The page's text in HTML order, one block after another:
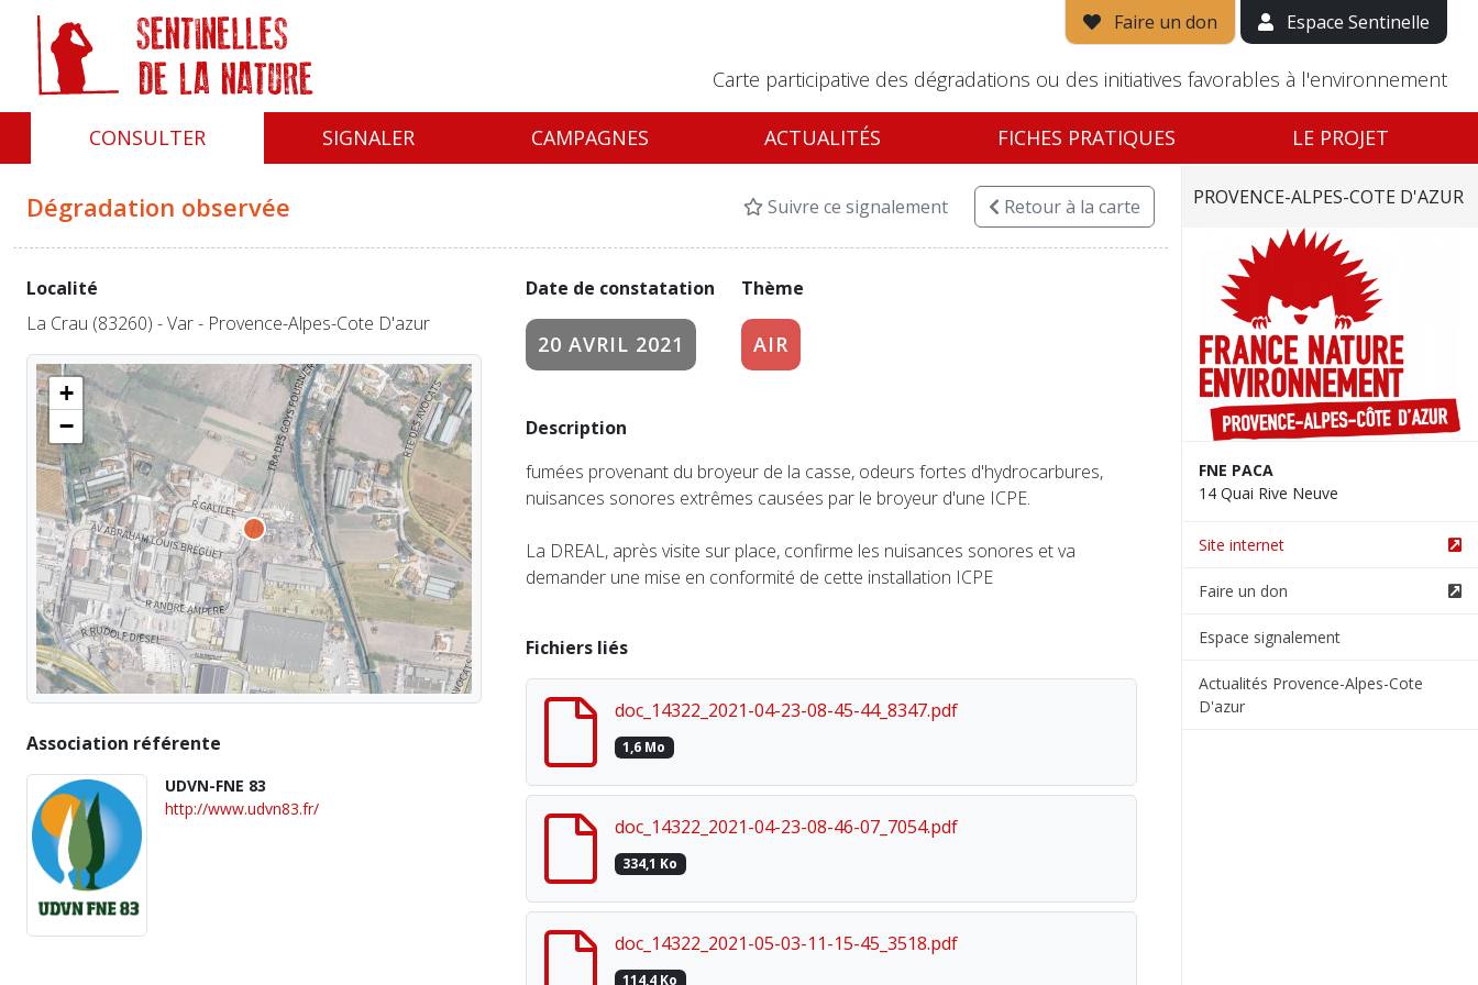
Faire un don Espace Sentinelle
Carte participative des dégradations ou des initiatives favorables à l'environnement
CONSULTER SIGNALER CAMPAGNES ACTUALITÉS FICHES PRATIQUES LE PROJET
Dégradation observée Suivre ce signalement Retourà la carte
Date de constatation
20 AVRIL 2021
Thème
AIR
Description
fumées provenant du broyeur de la casse, odeurs fortes d'hydrocarbures,
nuisances sonores extrêmes causées par le broyeur d'une ICPE.
La DREAL, après visite sur place, confirme les nuisances sonores et va
demander une mise en conformité de cette installation ICPE
Fichiers liés
doc_14322_2021-04-23-08-45-44_8347.pdf
1,6 Mo
doc_14322_2021-04-23-08-46-07_7054.pdf
334,1 Ko
doc_14322_2021-05-03-11-15-45_3518.pdf
114,4 Ko
Localité
La Crau (83260) - Var - Provence-Alpes-Cote D'azur
+
−
Association référente
UDVN-FNE 83
http://www.udvn83.fr/
PROVENCE-ALPES-COTE D'AZUR
FNE PACA
14 Quai Rive Neuve
Site internet
Faire un don
Espace signalement
Actualités Provence-Alpes-Cote
D'azur
Panneau de gestion des cookies